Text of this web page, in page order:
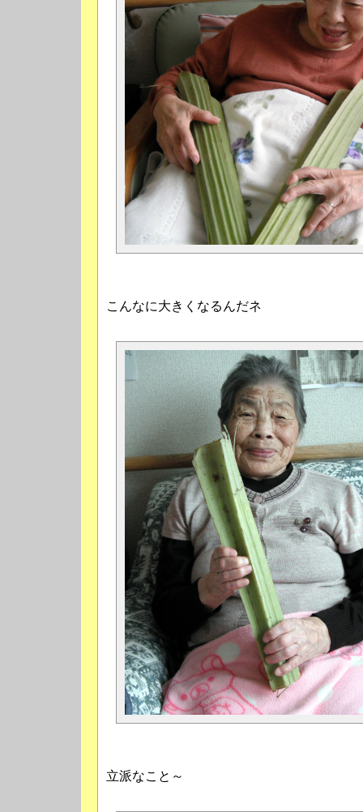
こんなに大きくなるんだネ
立派なこと～